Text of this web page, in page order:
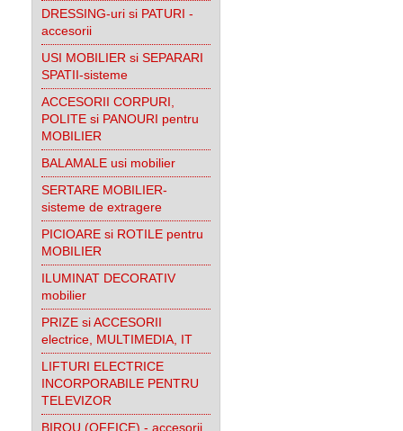
DRESSING-uri si PATURI -
accesorii
USI MOBILIER si SEPARARI
SPATII-sisteme
ACCESORII CORPURI,
POLITE si PANOURI pentru
MOBILIER
BALAMALE usi mobilier
SERTARE MOBILIER-
sisteme de extragere
PICIOARE si ROTILE pentru
MOBILIER
ILUMINAT DECORATIV
mobilier
PRIZE si ACCESORII
electrice, MULTIMEDIA, IT
LIFTURI ELECTRICE
INCORPORABILE PENTRU
TELEVIZOR
BIROU (OFFICE) - accesorii